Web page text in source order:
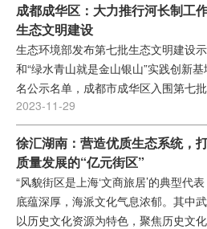
成都成华区：大力推行河长制工
生态文明建设
生态环境部发布第七批生态文明建设
和“绿水青山就是金山银山”实践创新
名公示名单，成都市成华区入围第七
明建设示范区公示名单...
2023-11-29
徐汇湖南：营造优质生态系统，
质量发展的“亿元街区”
“风貌街区是上海‘文商旅居’的典型代
底蕴深厚，海派文化气息浓郁。其中
以历史文化资源为特色，聚焦历史文